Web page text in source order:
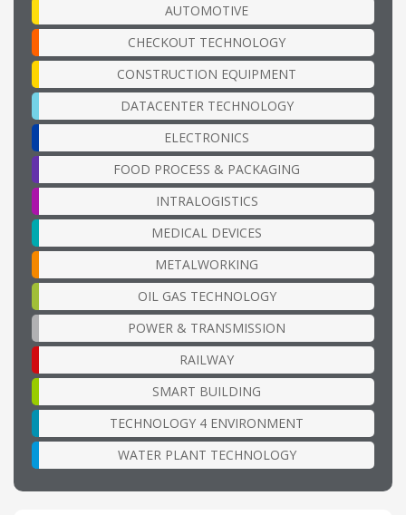
AUTOMOTIVE
CHECKOUT TECHNOLOGY
CONSTRUCTION EQUIPMENT
DATACENTER TECHNOLOGY
ELECTRONICS
FOOD PROCESS & PACKAGING
INTRALOGISTICS
MEDICAL DEVICES
METALWORKING
OIL GAS TECHNOLOGY
POWER & TRANSMISSION
RAILWAY
SMART BUILDING
TECHNOLOGY 4 ENVIRONMENT
WATER PLANT TECHNOLOGY